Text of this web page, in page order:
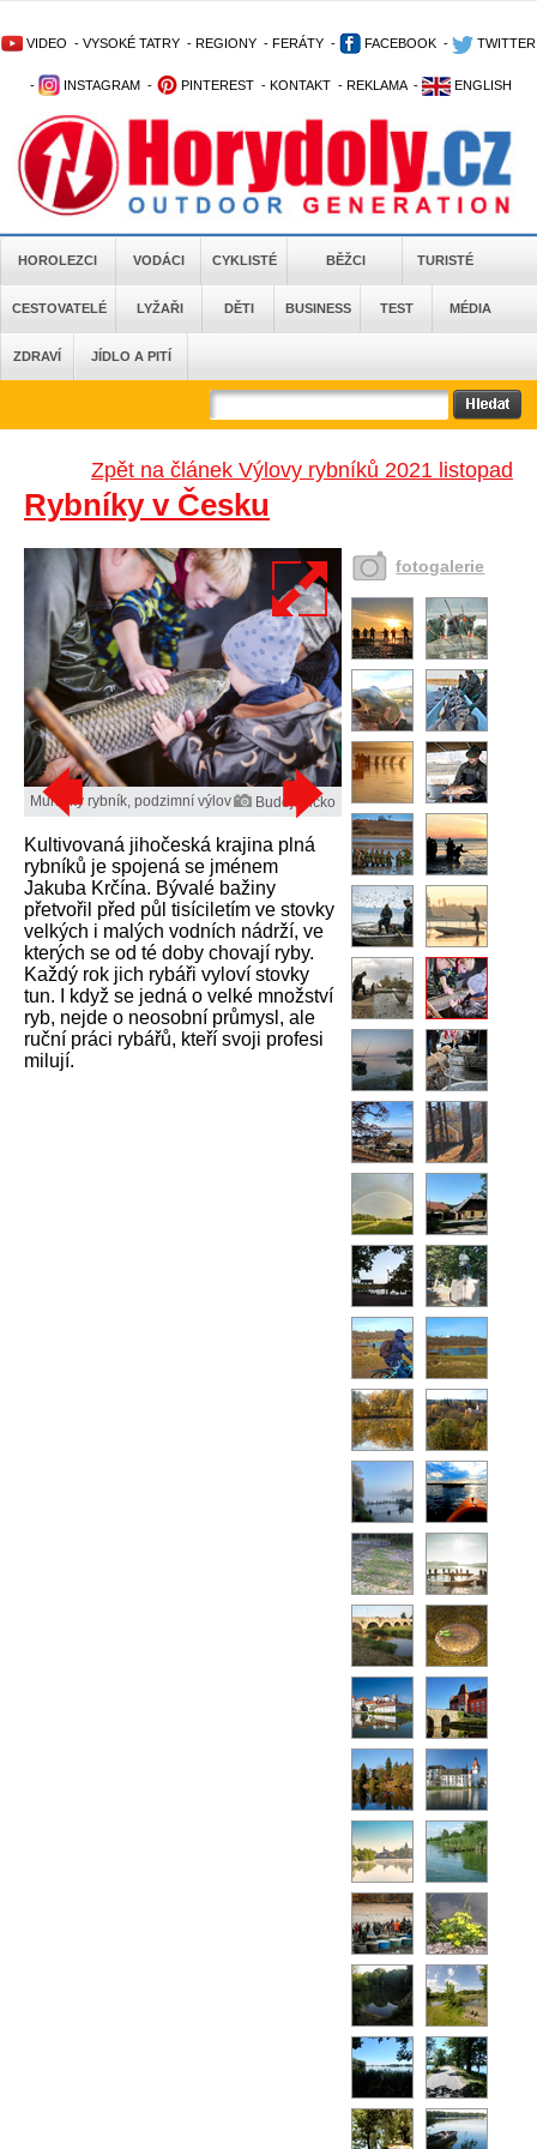
VIDEO - VYSOKÉ TATRY - REGIONY - FERÁTY - FACEBOOK - TWITTER
- INSTAGRAM - PINTEREST - KONTAKT - REKLAMA - ENGLISH
HOROLEZCI VODÁCI CYKLISTÉ BĚŽCI TURISTÉ
CESTOVATELÉ LYŽAŘI DĚTI BUSINESS TEST MÉDIA
ZDRAVÍ JÍDLO A PITÍ
Zpět na článek Výlovy rybníků 2021 listopad
Rybníky v Česku
Munický rybník, podzimní výlov Budějovicko
Kultivovaná jihočeská krajina plná
rybníků je spojená se jménem
Jakuba Krčína. Bývalé bažiny
přetvořil před půl tisíciletím ve stovky
velkých i malých vodních nádrží, ve
kterých se od té doby chovají ryby.
Každý rok jich rybáři vyloví stovky
tun. I když se jedná o velké množství
ryb, nejde o neosobní průmysl, ale
ruční práci rybářů, kteří svoji profesi
milují.
fotogalerie